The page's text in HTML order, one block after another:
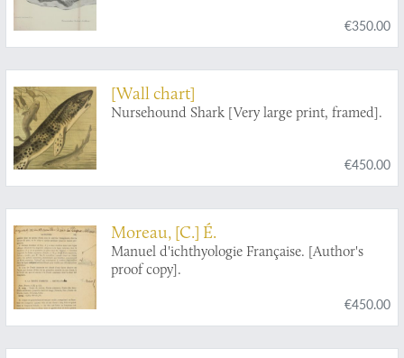
€350.00
[Wall chart]
Nursehound Shark [Very large print, framed].
€450.00
Moreau, [C.] É.
Manuel d'ichthyologie Française. [Author's
proof copy].
€450.00